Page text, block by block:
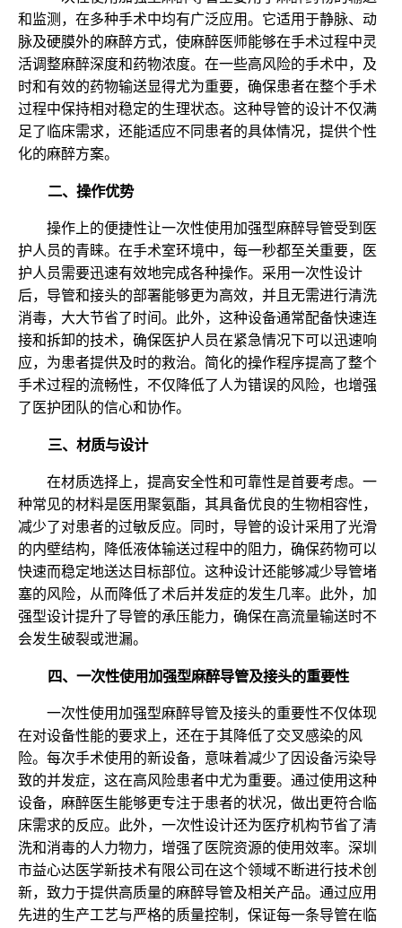
和监测，在多种手术中均有广泛应用。它适用于静脉、动
脉及硬膜外的麻醉方式，使麻醉医师能够在手术过程中灵
活调整麻醉深度和药物浓度。在一些高风险的手术中，及
时和有效的药物输送显得尤为重要，确保患者在整个手术
过程中保持相对稳定的生理状态。这种导管的设计不仅满
足了临床需求，还能适应不同患者的具体情况，提供个性
化的麻醉方案。
二、操作优势
操作上的便捷性让一次性使用加强型麻醉导管受到医
护人员的青睐。在手术室环境中，每一秒都至关重要，医
护人员需要迅速有效地完成各种操作。采用一次性设计
后，导管和接头的部署能够更为高效，并且无需进行清洗
消毒，大大节省了时间。此外，这种设备通常配备快速连
接和拆卸的技术，确保医护人员在紧急情况下可以迅速响
应，为患者提供及时的救治。简化的操作程序提高了整个
手术过程的流畅性，不仅降低了人为错误的风险，也增强
了医护团队的信心和协作。
三、材质与设计
在材质选择上，提高安全性和可靠性是首要考虑。一
种常见的材料是医用聚氨酯，其具备优良的生物相容性，
减少了对患者的过敏反应。同时，导管的设计采用了光滑
的内壁结构，降低液体输送过程中的阻力，确保药物可以
快速而稳定地送达目标部位。这种设计还能够减少导管堵
塞的风险，从而降低了术后并发症的发生几率。此外，加
强型设计提升了导管的承压能力，确保在高流量输送时不
会发生破裂或泄漏。
四、一次性使用加强型麻醉导管及接头的重要性
一次性使用加强型麻醉导管及接头的重要性不仅体现
在对设备性能的要求上，还在于其降低了交叉感染的风
险。每次手术使用的新设备，意味着减少了因设备污染导
致的并发症，这在高风险患者中尤为重要。通过使用这种
设备，麻醉医生能够更专注于患者的状况，做出更符合临
床需求的反应。此外，一次性设计还为医疗机构节省了清
洗和消毒的人力物力，增强了医院资源的使用效率。深圳
市益心达医学新技术有限公司在这个领域不断进行技术创
新，致力于提供高质量的麻醉导管及相关产品。通过应用
先进的生产工艺与严格的质量控制，保证每一条导管在临